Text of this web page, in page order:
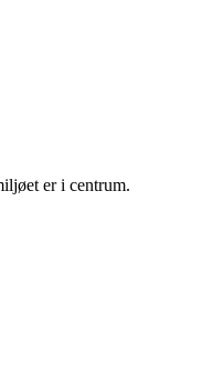
er i centrum.